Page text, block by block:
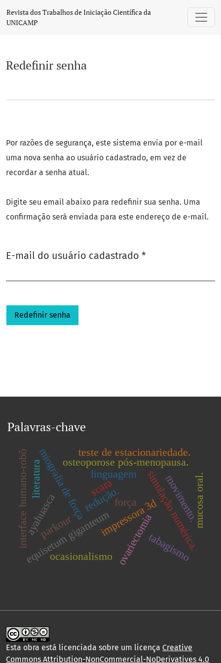
Revista dos Trabalhos de Iniciação Científica da
UNICAMP
Redefinir senha
Por razões de segurança, este sistema envia por e-mail
uma nova senha ao usuário cadastrado, em vez de
recordar a senha atual.
Digite seu email abaixo para redefinir sua senha. Uma
confirmação será enviada para este endereço de e-mail.
E-mail do usuário cadastrado *Obrigatório
Redefinir senha
Palavras-chave
impressora 3d
scara simulação numérica.
equisetum giganteumovariectomia
osteoporose pós-menopausa.
miografia de força
interface humano-robôayahuasca
tabagismo
redução.
ocasionalismo
força movimento.
mucosa oral.
parkour
teste de estacionariedade.
literatura linguagem
Esta obra está licenciada sobre um licença Creative
Commons Attribution-NonCommercial-NoDerivatives 4.0